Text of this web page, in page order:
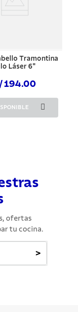
Tramontina
Láser 6"
194.00
ofertas
tu cocina.
>